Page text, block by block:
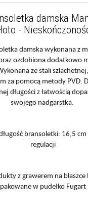
damska
-
damska wykonana z
ozdobiona dodatkowo
ze stali
za pomocą metody PVD.
długości z łatwością
swojego nadgarstka.
bransoletki: 16,5 cm
regulacji
z grawerem na blaszce
pakowane w pudełko Fugart